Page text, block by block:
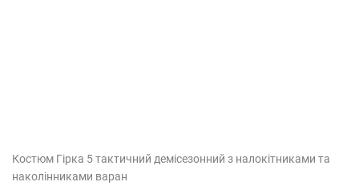
Костюм Гірка 5 тактичний демісезонний з налокітниками та
наколінниками варан